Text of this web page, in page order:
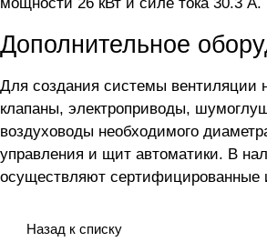
Дополнительное
Для создания системы вентиляции
клапаны, электроприводы,
воздуховоды необходимого
управления и щит автоматики. В
осуществляют сертифицированные
Назад к списку